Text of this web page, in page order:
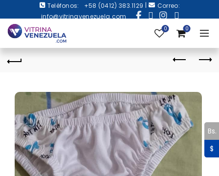
Teléfonos: +58 (0412) 383.1129 |
Correo:
info@vitrinavenezuela.com
0 0
Bs.
$